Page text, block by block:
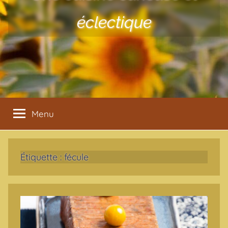
éclectique
Menu
Étiquette : fécule